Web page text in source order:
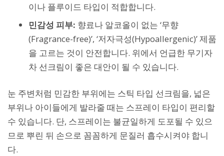
이나 플루이드 타입이 적합합니다.
민감성 피부: 향료나 알코올이 없는 ‘무향
(Fragrance-free)’, ‘저자극성(Hypoallergenic)’ 제품
을 고르는 것이 안전합니다. 위에서 언급한 무기자
차 선크림이 좋은 대안이 될 수 있습니다.
눈 주변처럼 민감한 부위에는 스틱 타입 선크림을, 넓은
부위나 아이들에게 발라줄 때는 스프레이 타입이 편리할
수 있습니다. 단, 스프레이는 불균일하게 도포될 수 있으
므로 뿌린 뒤 손으로 꼼꼼하게 문질러 흡수시켜야 합니
다.